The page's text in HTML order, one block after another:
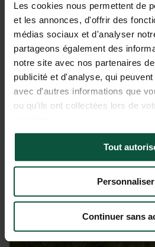
Les cookies nous permettent de
et les annonces, d'offrir des
médias sociaux et d'analyser
partageons également des
notre site avec nos partenaires
publicité et d'analyse, qui
avec d'autres informations que
ou qu'ils ont collectées lors de
Tout
Personnaliser
Continuer sans